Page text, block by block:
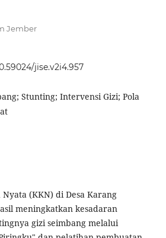
Jember
jise.v2i4.957
Stunting; Intervensi Gizi; Pola
(KKN) di Desa Karang
meningkatkan kesadaran
gizi seimbang melalui